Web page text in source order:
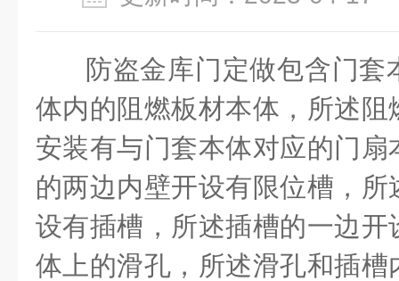
防盗金库门定做包含门套
体内的阻燃板材本体，所述
安装有与门套本体对应的门
的两边内壁开设有限位槽，
设有插槽，所述插槽的一边
体上的滑孔，所述滑孔和插